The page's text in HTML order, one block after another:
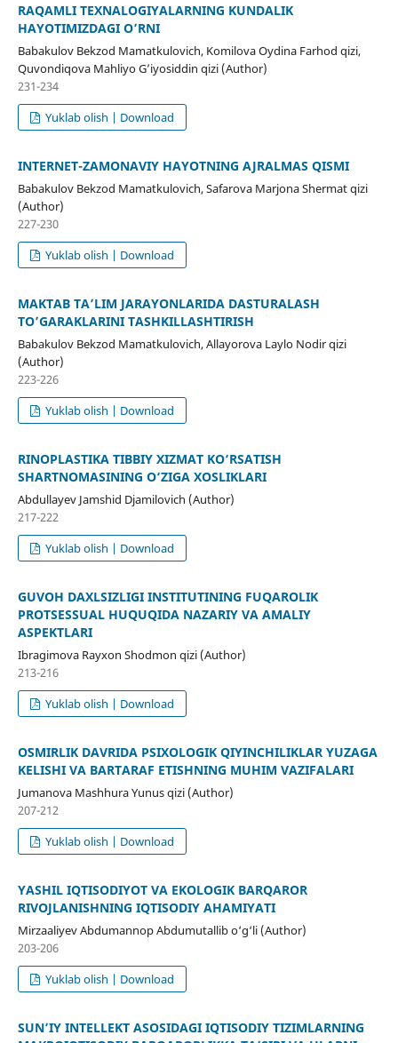
RAQAMLI TEXNALOGIYALARNING KUNDALIK
HAYOTIMIZDAGI O’RNI
Babakulov Bekzod Mamatkulovich, Komilova Oydina Farhod qizi,
Quvondiqova Mahliyo G’iyosiddin qizi (Author)
231-234
Yuklab olish | Download
INTERNET-ZAMONAVIY HAYOTNING AJRALMAS QISMI
Babakulov Bekzod Mamatkulovich, Safarova Marjona Shermat qizi
(Author)
227-230
Yuklab olish | Download
MAKTAB TA’LIM JARAYONLARIDA DASTURALASH
TO’GARAKLARINI TASHKILLASHTIRISH
Babakulov Bekzod Mamatkulovich, Allayorova Laylo Nodir qizi
(Author)
223-226
Yuklab olish | Download
RINOPLASTIKA TIBBIY XIZMAT KO‘RSATISH
SHARTNOMASINING O‘ZIGA XOSLIKLARI
Abdullayev Jamshid Djamilovich (Author)
217-222
Yuklab olish | Download
GUVOH DAXLSIZLIGI INSTITUTINING FUQAROLIK
PROTSESSUAL HUQUQIDA NAZARIY VA AMALIY
ASPEKTLARI
Ibragimova Rayxon Shodmon qizi (Author)
213-216
Yuklab olish | Download
OʻSMIRLIK DAVRIDA PSIXOLOGIK QIYINCHILIKLAR YUZAGA
KELISHI VA BARTARAF ETISHNING MUHIM VAZIFALARI
Jumanova Mashhura Yunus qizi (Author)
207-212
Yuklab olish | Download
YASHIL IQTISODIYOT VA EKOLOGIK BARQAROR
RIVOJLANISHNING IQTISODIY AHAMIYATI
Mirzaaliyev Abdumannop Abdumutallib o‘g‘li (Author)
203-206
Yuklab olish | Download
SUN’IY INTELLEKT ASOSIDAGI IQTISODIY TIZIMLARNING